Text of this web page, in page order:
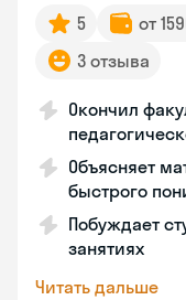
5 от
3 отзыва
Окончил
Объясняет
быстрого
Побуждает
занятиях
Читать дальше